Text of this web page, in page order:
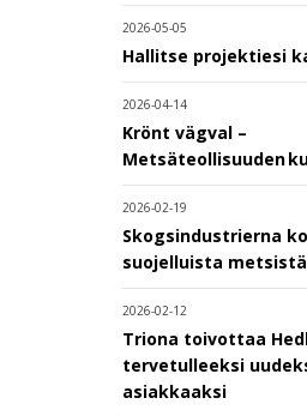
2026-05-05
Hallitse projektiesi
2026-04-14
Krönt vägval –
Metsäteollisuuden
2026-02-19
Skogsindustrierna
suojelluista
2026-02-12
Triona toivottaa
tervetulleeksi
asiakkaaksi